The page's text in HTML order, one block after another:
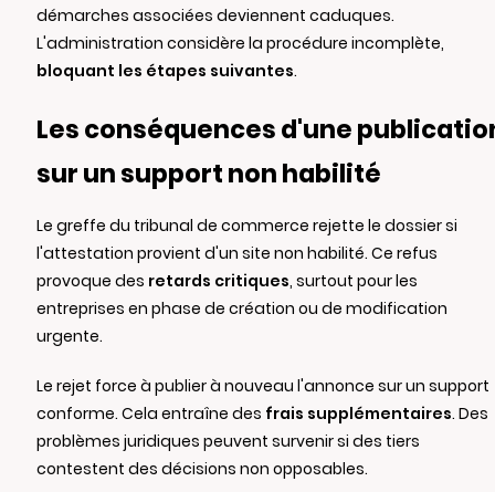
démarches associées deviennent caduques.
L'administration considère la procédure incomplète,
bloquant les étapes suivantes.
Les conséquences d'une
sur un support non habilité
Le greffe du tribunal de commerce rejette le dossier si
l'attestation provient d'un site non habilité. Ce refus
provoque des retards critiques, surtout pour les
entreprises en phase de création ou de modification
urgente.
Le rejet force à publier à nouveau l'annonce sur un support
conforme. Cela entraîne des frais supplémentaires. Des
problèmes juridiques peuvent survenir si des tiers
contestent des décisions non opposables.